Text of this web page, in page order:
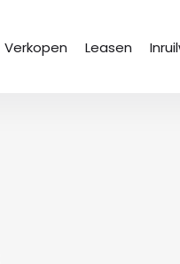
Verkopen Leasen